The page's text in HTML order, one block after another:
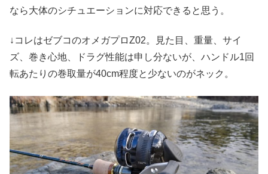
なら大体のシチュエーションに対応できると思う。
↓コレはゼブコのオメガプロZ02。見た目、重量、サイ
ズ、巻き心地、ドラグ性能は申し分ないが、ハンドル1回
転あたりの巻取量が40cm程度と少ないのがネック。